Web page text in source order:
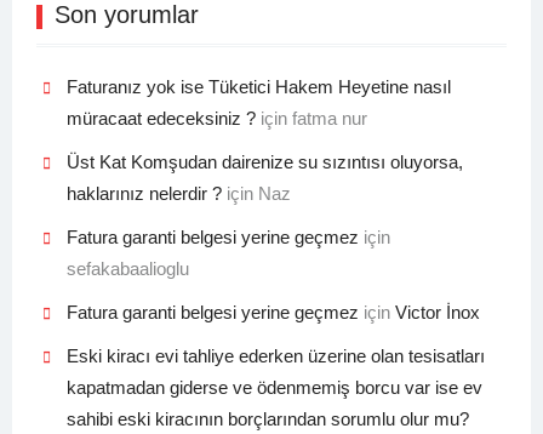
Son yorumlar
Faturanız yok ise Tüketici Hakem Heyetine nasıl
müracaat edeceksiniz ?için fatma nur
Üst Kat Komşudan dairenize su sızıntısı oluyorsa,
haklarınız nelerdir ?için Naz
Fatura garanti belgesi yerine geçmez için
sefakabaalioglu
Fatura garanti belgesi yerine geçmez için Victor İnox
Eski kiracı evi tahliye ederken üzerine olan tesisatları
kapatmadan giderse ve ödenmemiş borcu var ise ev
sahibi eski kiracının borçlarından sorumlu olur mu?